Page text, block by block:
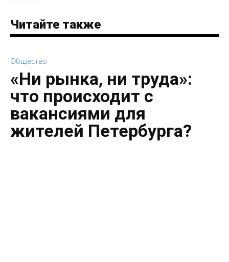
Читайте также
Общество
«Ни рынка, ни труда»:
что происходит с
вакансиями для
жителей Петербурга?